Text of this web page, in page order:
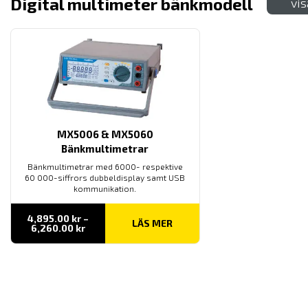
Digital multimeter bänkmodell
MX5006 & MX5060
Bänkmultimetrar
Bänkmultimetrar med 6000- respektive
60 000-siffrors dubbeldisplay samt USB
kommunikation.
4,895.00 kr –
6,260.00 krPrisintervall:
till
LÄS MER